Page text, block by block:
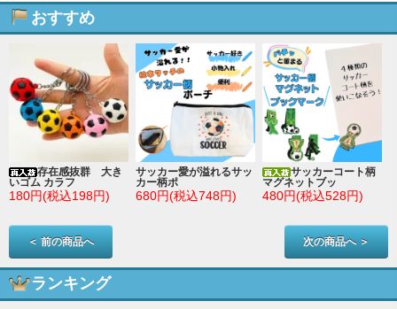
おすすめ
存在感抜群 大き
いゴム カラフ
180円(税込198円)
サッカー愛が溢れるサッ
カー柄ポ
680円(税込748円)
サッカーコート柄
マグネットブッ
480円(税込528円)
＜ 前の商品へ 次の商品へ ＞
ランキング